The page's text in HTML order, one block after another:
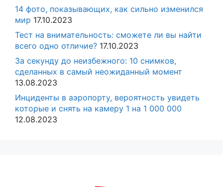
14 фото, показывающих, как сильно изменился
мир 17.10.2023
Тест на внимательность: сможете ли вы найти
всего одно отличие? 17.10.2023
За секунду до неизбежного: 10 снимков,
сделанных в самый неожиданный момент
13.08.2023
Инциденты в аэропорту, вероятность увидеть
которые и снять на камеру 1 на 1 000 000
12.08.2023